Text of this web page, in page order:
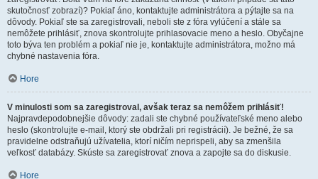
skutočnosť zobrazí)? Pokiaľ áno, kontaktujte administrátora a pýtajte sa na
dôvody. Pokiaľ ste sa zaregistrovali, neboli ste z fóra vylúčení a stále sa
nemôžete prihlásiť, znova skontrolujte prihlasovacie meno a heslo. Obyčajne
toto býva ten problém a pokiaľ nie je, kontaktujte administrátora, možno má
chybné nastavenia fóra.
Hore
V minulosti som sa zaregistroval, avšak teraz sa nemôžem prihlásiť!
Najpravdepodobnejšie dôvody: zadali ste chybné používateľské meno alebo
heslo (skontrolujte e-mail, ktorý ste obdržali pri registrácií). Je bežné, že sa
pravidelne odstraňujú užívatelia, ktorí ničím neprispeli, aby sa zmenšila
veľkosť databázy. Skúste sa zaregistrovať znova a zapojte sa do diskusie.
Hore